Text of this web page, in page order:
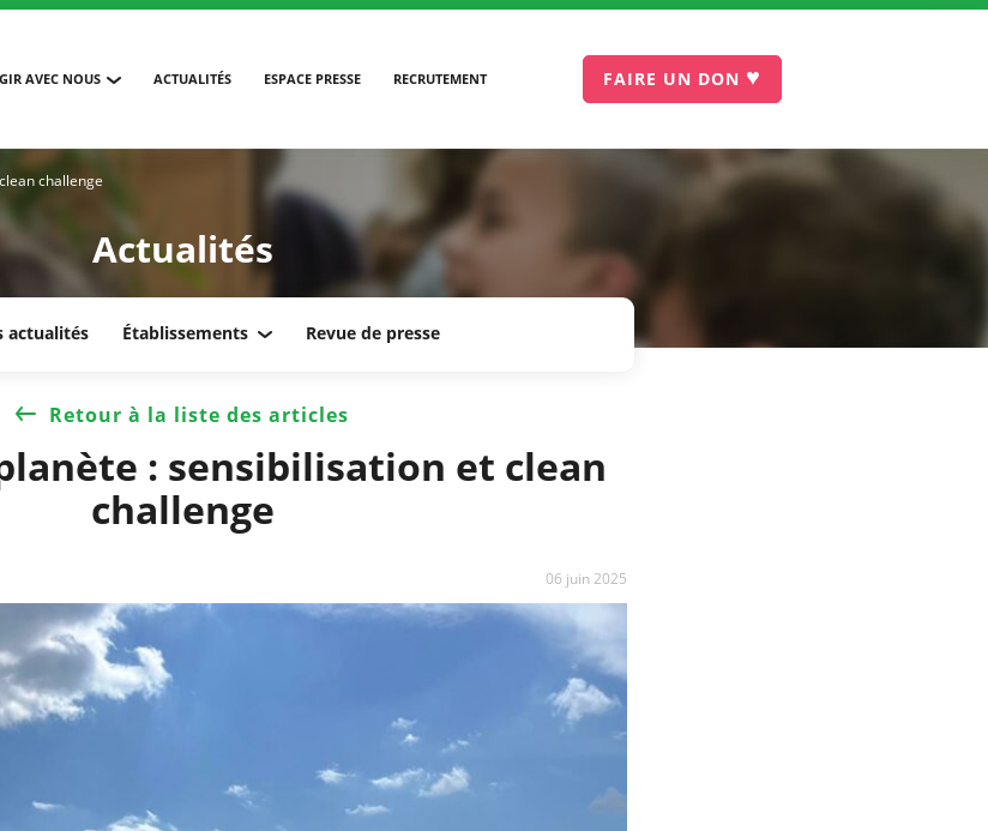
AVEC NOUS ACTUALITÉS ESPACE PRESSE RECRUTEMENT FAIRE UN DON ♥
challenge
Actualités
actualités Établissements Revue de presse
Retour à la liste des articles
: sensibilisation et clean
challenge
06 juin 2025